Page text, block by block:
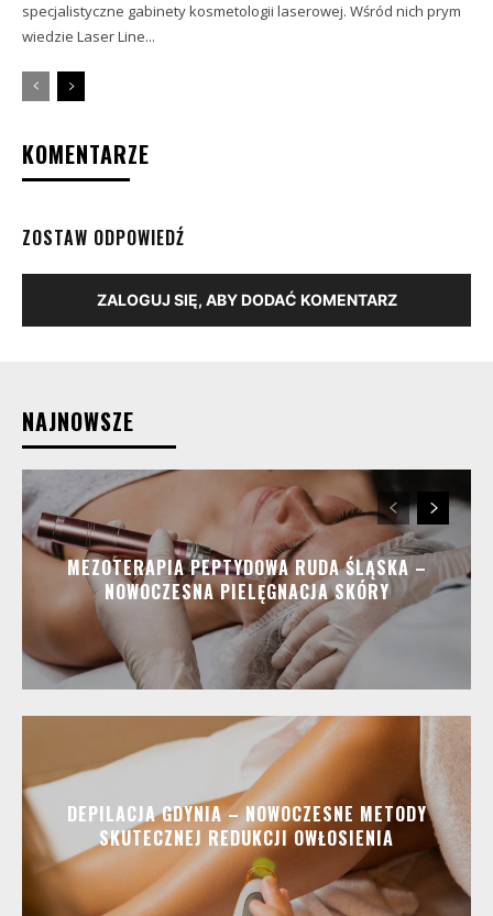
specjalistyczne gabinety kosmetologii laserowej. Wśród nich prym
wiedzie Laser Line...
KOMENTARZE
ZOSTAW ODPOWIEDŹ
ZALOGUJ SIĘ, ABY DODAĆ KOMENTARZ
NAJNOWSZE
MEZOTERAPIA PEPTYDOWA RUDA ŚLĄSKA –
NOWOCZESNA PIELĘGNACJA SKÓRY
DEPILACJA GDYNIA – NOWOCZESNE METODY
SKUTECZNEJ REDUKCJI OWŁOSIENIA